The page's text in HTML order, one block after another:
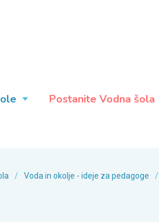
Postanite Vodna šola
/ Voda in okolje - ideje za pedagoge /